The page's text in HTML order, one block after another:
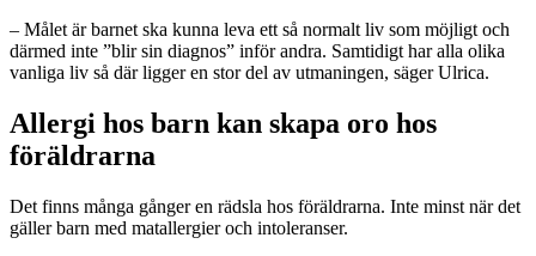
– Målet är barnet ska kunna leva ett så normalt liv som möjligt och
därmed inte ”blir sin diagnos” inför andra. Samtidigt har alla olika
vanliga liv så där ligger en stor del av utmaningen, säger Ulrica.
Allergi hos barn kan skapa oro hos
föräldrarna
Det finns många gånger en rädsla hos föräldrarna​. Inte minst när det
gäller barn med matallergier och intoleranser.